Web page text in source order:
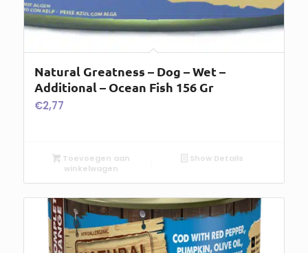
Natural Greatness – Dog – Wet –
Additional – Ocean Fish 156 Gr
€2,77
Toevoegen aan
winkelwagen
Show Details